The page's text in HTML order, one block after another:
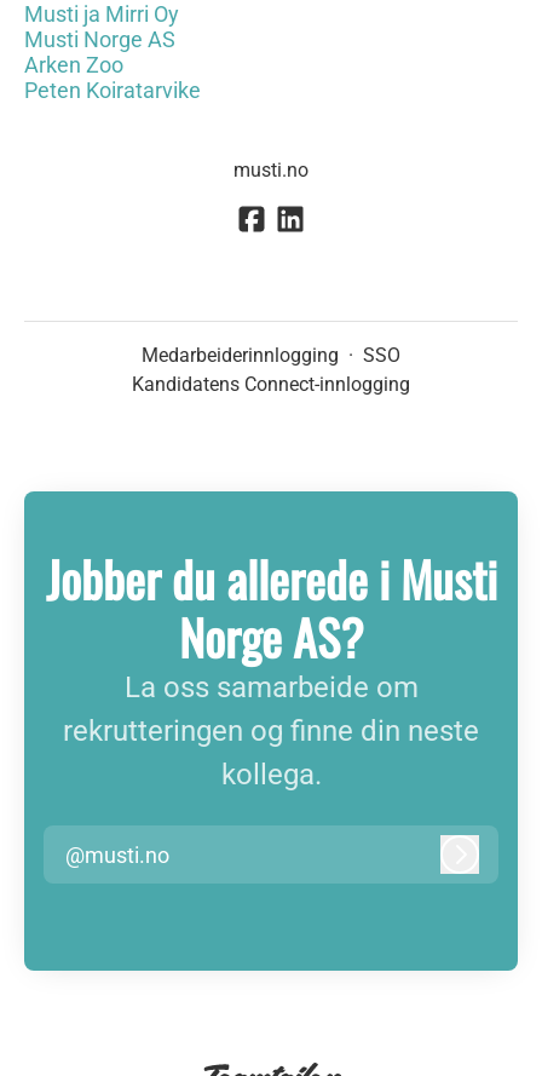
Musti ja Mirri Oy
Musti Norge AS
Arken Zoo
Peten Koiratarvike
musti.no
Medarbeiderinnlogging · SSO
Kandidatens Connect-innlogging
Jobber du allerede i Musti
Norge AS?
La oss samarbeide om
rekrutteringen og finne din neste
kollega.
@musti.no